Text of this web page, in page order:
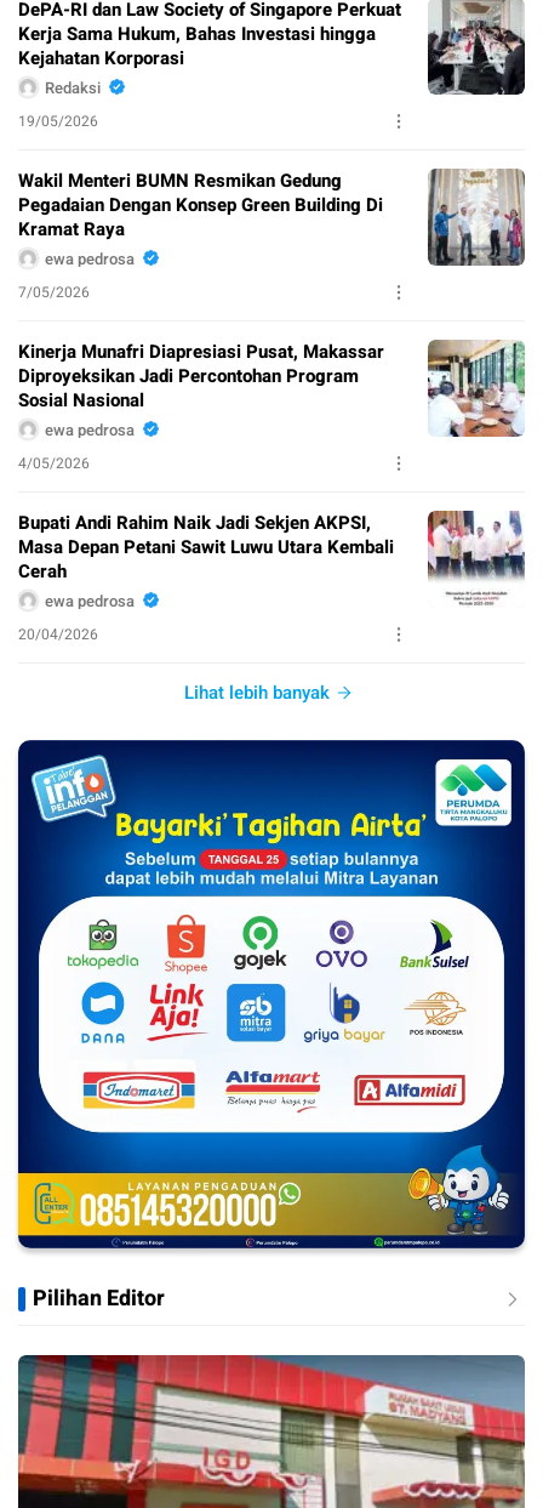
DePA-RI dan Law Society of Singapore Perkuat
Kerja Sama Hukum, Bahas Investasi hingga
Kejahatan Korporasi
Redaksi
19/05/2026
Wakil Menteri BUMN Resmikan Gedung
Pegadaian Dengan Konsep Green Building Di
Kramat Raya
ewa pedrosa
7/05/2026
Kinerja Munafri Diapresiasi Pusat, Makassar
Diproyeksikan Jadi Percontohan Program
Sosial Nasional
ewa pedrosa
4/05/2026
Bupati Andi Rahim Naik Jadi Sekjen AKPSI,
Masa Depan Petani Sawit Luwu Utara Kembali
Cerah
ewa pedrosa
20/04/2026
Lihat lebih banyak
Pilihan Editor